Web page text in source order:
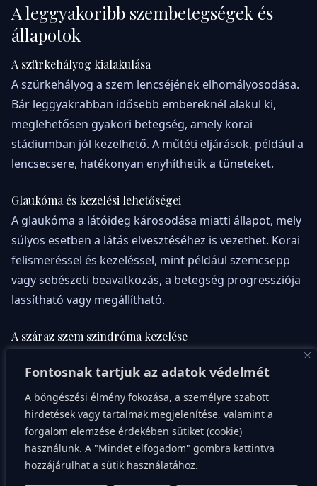
Fontosnak tartjuk az adatok védelmét
A böngészési élmény fokozása, a személyre szabott
hirdetések vagy tartalmak megjelenítése, valamint a
forgalom elemzése érdekében sütiket (cookie)
használunk. A "Mindet elfogadom" gombra kattintva
hozzájárulhat a sütik használatához.
A leggyakoribb szembetegségek és
állapotok
A szürkehályog kialakulása
A szürkehályog a szem lencséjének elhomályosodása.
Bár leggyakrabban idősebb embereknél alakul ki,
meglehetősen gyakori betegség, amely korai
stádiumban jól kezelhető. A műtéti eljárások, például a
lencsecsere, hatékonyan enyhíthetik a tüneteket.
Glaukóma és kezelési lehetőségei
A glaukóma a látóideg károsodása miatti állapot, mely
súlyos esetben a látás elvesztéséhez is vezethet. Korai
felismeréssel és kezeléssel, mint például szemcsepp
vagy sebészeti beavatkozás, a betegség progressziója
lassítható vagy megállítható.
A száraz szem szindróma kezelése
amelynek kezelése érdekében fontos az okok
feltárása. A mesterséges könnyek, az étrendi
változtatások és a szem környezetének optimalizálása
mind hozzájárulnak a kezelés sikerességéhez.
A diabéteszes retinopátia kihívásai